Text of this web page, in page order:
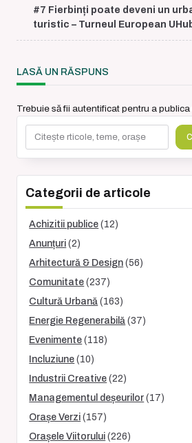
class="nav-
subtitle
screen-
text">Page</span>
#7 Fierbinți poate deveni un
turistic – Turneul European
LASĂ UN RĂSPUNS
Trebuie să fii autentificat pentru a publica
Categorii de articole
Achizitii publice (12)
Anunțuri (2)
Arhitectură & Design (56)
Comunitate (237)
Cultură Urbană (163)
Energie Regenerabilă (37)
Evenimente (118)
Incluziune (10)
Industrii Creative (22)
Managementul deșeurilor (17)
Orașe Verzi (157)
Orașele Viitorului (226)